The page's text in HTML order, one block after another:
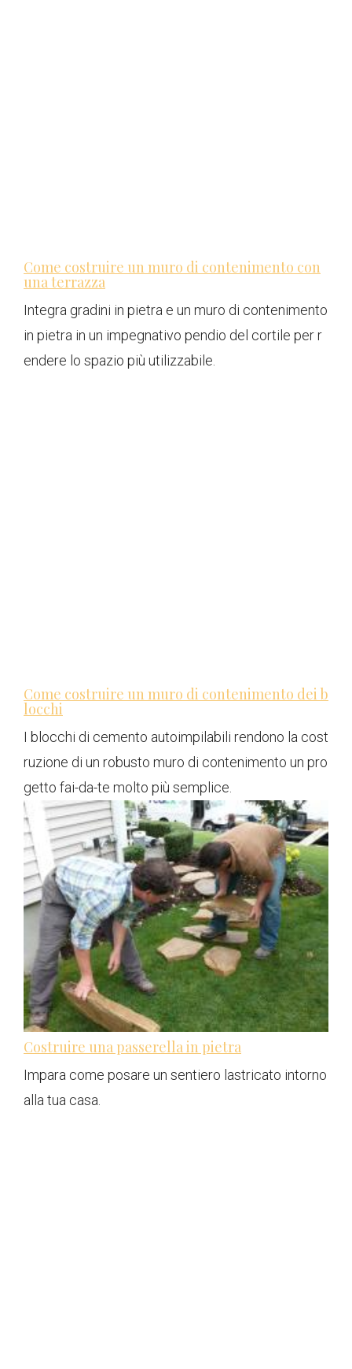
Come costruire un muro di contenimento con
una terrazza
Integra gradini in pietra e un muro di contenimento
in pietra in un impegnativo pendio del cortile per r
endere lo spazio più utilizzabile.
Come costruire un muro di contenimento dei b
locchi
I blocchi di cemento autoimpilabili rendono la cost
ruzione di un robusto muro di contenimento un pro
getto fai-da-te molto più semplice.
Costruire una passerella in pietra
Impara come posare un sentiero lastricato intorno
alla tua casa.